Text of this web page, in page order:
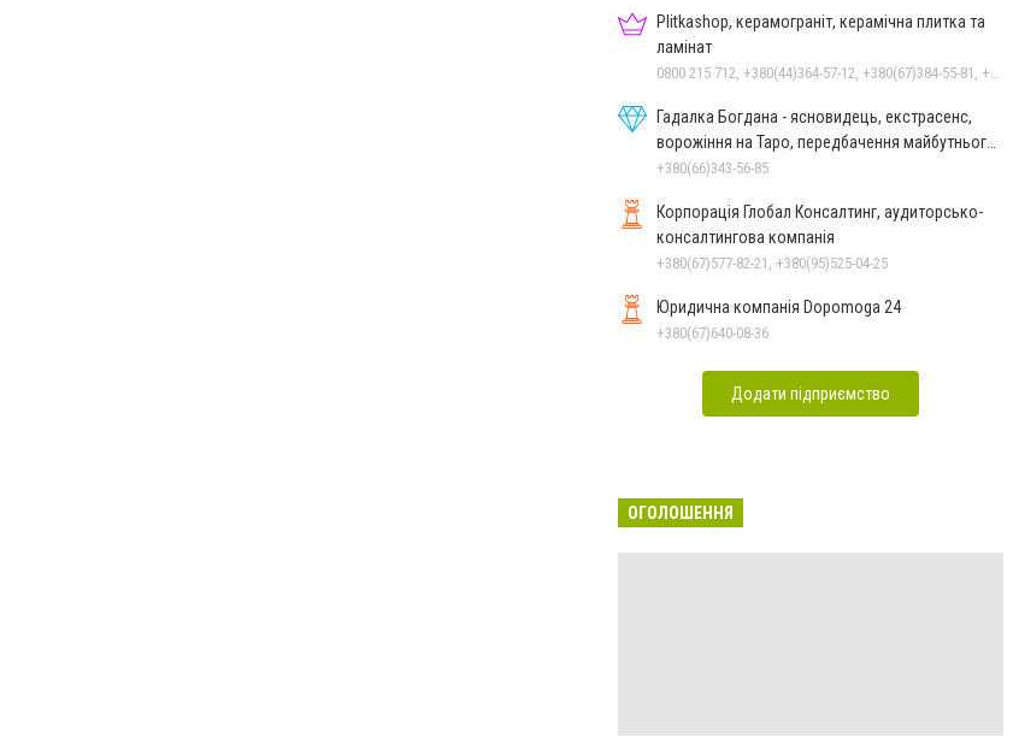
Plitkashop, керамограніт, керамічна плитка та
ламінат
Гадалка Богдана - ясновидець, екстрасенс,
ворожіння на Таро, передбачення майбутнього,
зняття порчі
+380(66)343-56-85
Корпорація Глобал Консалтинг, аудиторсько-
консалтингова компанія
+380(67)577-82-21, +380(95)525-04-25
Юридична компанія Dopomoga 24
+380(67)640-08-36
Додати підприємство
ОГОЛОШЕННЯ